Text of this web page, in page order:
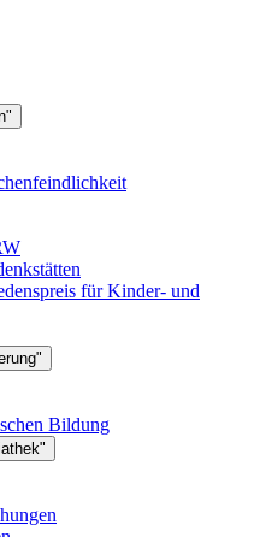
für Kinder- und
Bildung